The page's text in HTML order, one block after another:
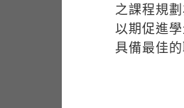
之課程規
以期促進
具備最佳